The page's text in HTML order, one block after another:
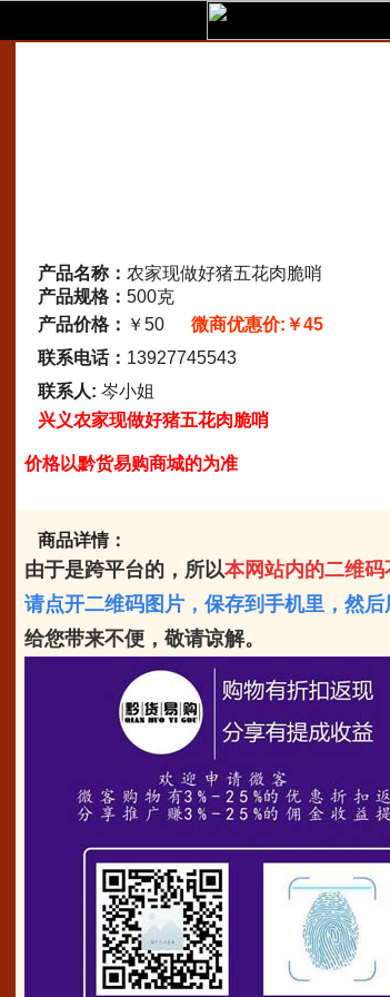
产品名称： 农家现做好猪五花肉脆哨
产品规格： 500克
产品价格： ￥50 微商优惠价:￥45
联系电话： 13927745543
联系人: 岑小姐
兴义农家现做好猪五花肉脆哨
价格以黔货易购商城的为准
商品详情：
由于是跨平台的，所以本网站内的二维码
请点开二维码图片，保存到手机里， 然后
给您带来不便，敬请谅解。